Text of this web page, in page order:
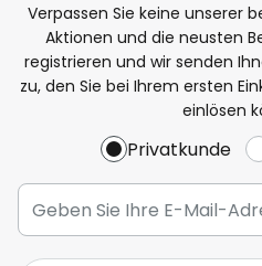
Verpassen Sie keine unserer
Aktionen und die neusten
registrieren und wir senden
zu, den Sie bei Ihrem ersten
einlösen
Privatkunde